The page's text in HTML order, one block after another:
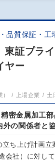
品質保証・工
東証プラ
ヤー
上場企業 土
密金属加工
外の関係者と
立ち上げ計画
会社）に対し